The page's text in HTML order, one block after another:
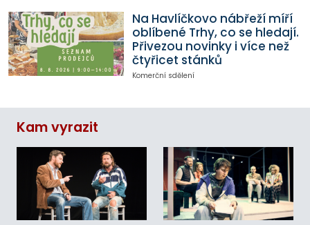
Na Havlíčkovo nábřeží míří
oblíbené Trhy, co se hledají.
Přivezou novinky i více než
čtyřicet stánků
Komerční sdělení
Kam vyrazit